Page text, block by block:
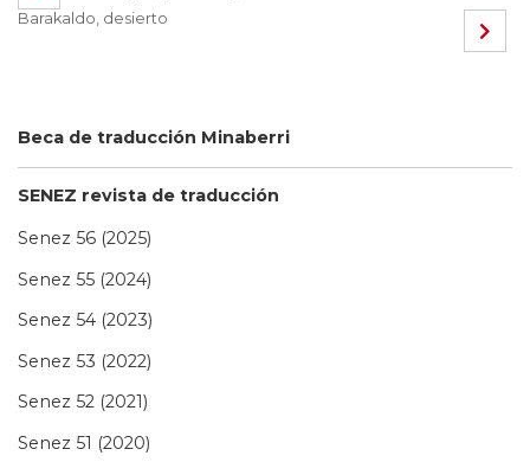
Beca de traducción Minaberri
SENEZ revista de traducción
Senez 56 (2025)
Senez 55 (2024)
Senez 54 (2023)
Senez 53 (2022)
Senez 52 (2021)
Senez 51 (2020)
Barakaldo, desierto